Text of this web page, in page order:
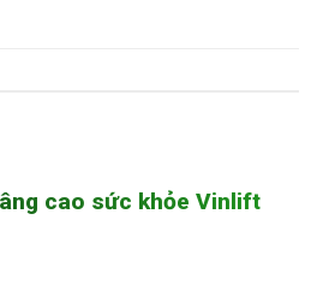
cao sức khỏe Vinlift